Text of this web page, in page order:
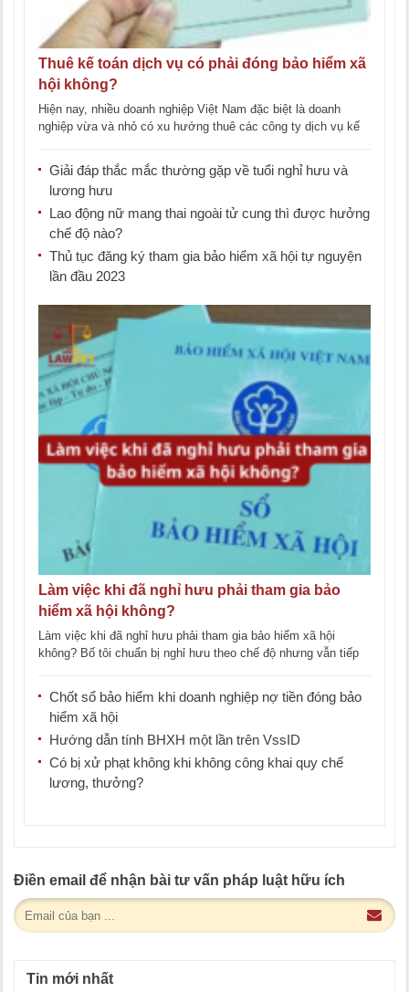
Thuê kế toán dịch vụ có phải đóng bảo hiểm xã
hội không?
Hiện nay, nhiều doanh nghiệp Việt Nam đặc biệt là doanh
nghiệp vừa và nhỏ có xu hướng thuê các công ty dịch vụ kế
Giải đáp thắc mắc thường gặp về tuổi nghỉ hưu và
lương hưu
Lao động nữ mang thai ngoài tử cung thì được hưởng
chế độ nào?
Thủ tục đăng ký tham gia bảo hiểm xã hội tự nguyện
lần đầu 2023
Làm việc khi đã nghỉ hưu phải tham gia bảo
hiểm xã hội không?
Làm việc khi đã nghỉ hưu phải tham gia bảo hiểm xã hội
không? Bố tôi chuẩn bị nghỉ hưu theo chế độ nhưng vẫn tiếp
Chốt sổ bảo hiểm khi doanh nghiệp nợ tiền đóng bảo
hiểm xã hội
Hướng dẫn tính BHXH một lần trên VssID
Có bị xử phạt không khi không công khai quy chế
lương, thưởng?
Điền email để nhận bài tư vấn pháp luật hữu ích
Tin mới nhất